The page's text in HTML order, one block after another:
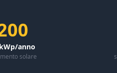
anno
solare